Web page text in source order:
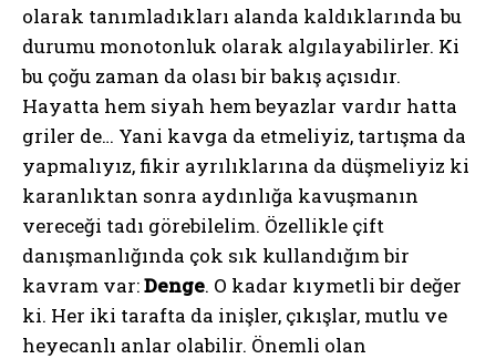
olarak tanımladıkları alanda kaldıklarında bu
durumu monotonluk olarak algılayabilirler. Ki
bu çoğu zaman da olası bir bakış açısıdır.
Hayatta hem siyah hem beyazlar vardır hatta
griler de… Yani kavga da etmeliyiz, tartışma da
yapmalıyız, fikir ayrılıklarına da düşmeliyiz ki
karanlıktan sonra aydınlığa kavuşmanın
vereceği tadı görebilelim. Özellikle çift
danışmanlığında çok sık kullandığım bir
kavram var:Denge. O kadar kıymetli bir değer
ki. Her iki tarafta da inişler, çıkışlar, mutlu ve
heyecanlı anlar olabilir. Önemli olan